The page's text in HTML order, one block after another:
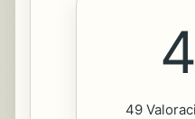
49